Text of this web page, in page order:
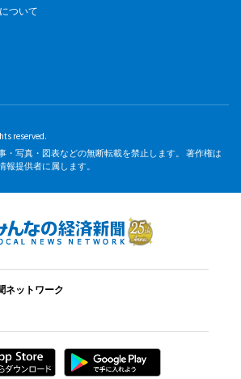
ついて
reserved.
・写真・図表などの無断転載を禁止します。 著作権は
報提供者に属します。
ネットワーク